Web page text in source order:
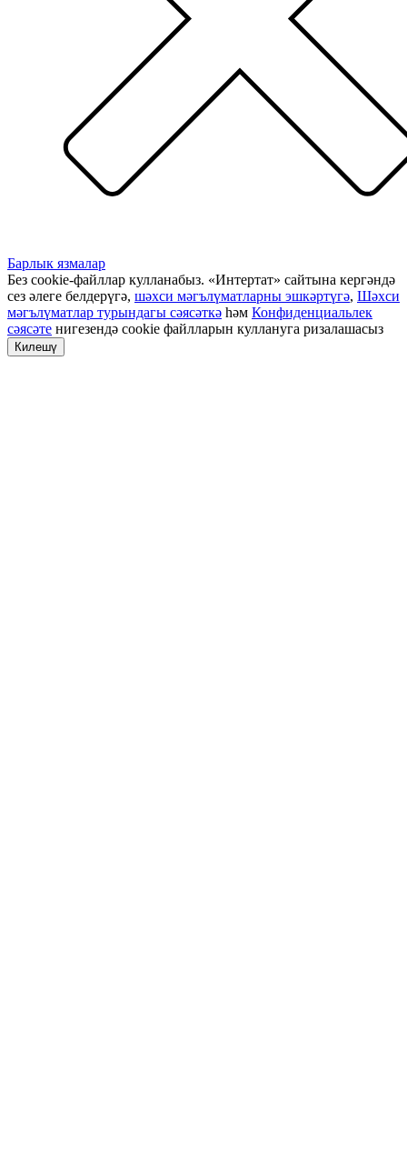
Барлык язмалар
Без cookie-файллар кулланабыз. «Интертат» сайтына кергәндә
сез әлеге белдерүгә, шәхси мәгълүматларны эшкәртүгә, Шәхси
мәгълүматлар турындагы сәясәткә һәм Конфиденциальлек
сәясәте нигезендә cookie файлларын куллануга ризалашасыз
Килешү